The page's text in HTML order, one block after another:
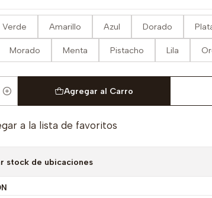
Verde Amarillo Azul Dorado
Morado Menta Pistacho Lila
Agregar al Carro
a la lista de favoritos
stock de ubicaciones